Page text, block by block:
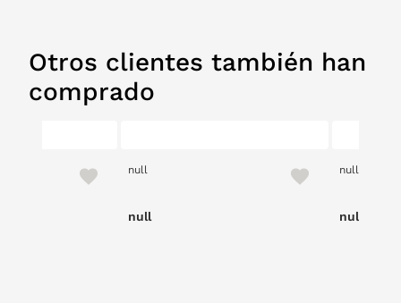
Otros clientes también han
comprado
null
null
null
null